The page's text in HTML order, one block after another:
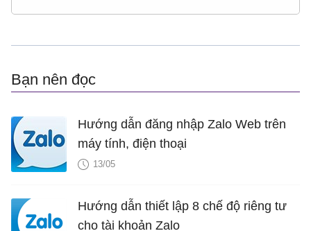
Bạn nên đọc
Hướng dẫn đăng nhập Zalo Web trên
máy tính, điện thoại
13/05
Hướng dẫn thiết lập 8 chế độ riêng tư
cho tài khoản Zalo